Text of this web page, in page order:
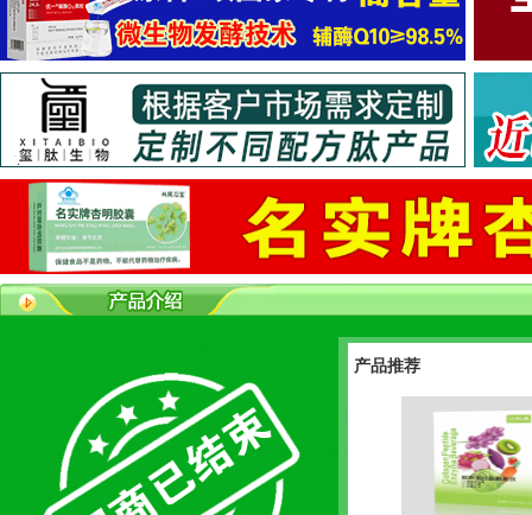
产品推荐
【产品名称】：2013年心脑血管会销精品--模式是浮云，效
【规格包装】：精品礼盒包装：0.4gX60粒X2瓶
【所属类别】：会销产品 心脑血管 调节血糖 调脂调压
【招商区域】：全国